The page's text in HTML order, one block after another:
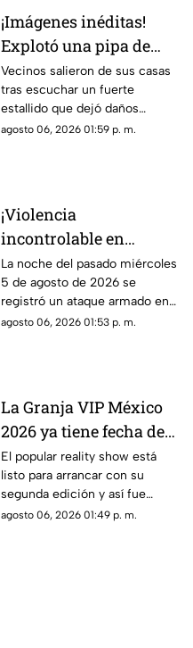
¡Imágenes inéditas!
Explotó una pipa de
gas en colonia Las
Granjas de Cuernavaca
Vecinos salieron de sus casas
tras escuchar un fuerte
estallido que dejó daños
materiales y una intensa
y las rutas alternas para evitar
la zona.
agosto 06, 2026 01:59 p. m.
¡Violencia
incontrolable en
Morelos! Mujer resulta
lesionada durante
ataque armado en
Jiutepec
La noche del pasado miércoles
5 de agosto de 2026 se
registró un ataque armado en
el municipio de Jiutepec. El
agosto 06, 2026 01:53 p. m.
La Granja VIP México
2026 ya tiene fecha de
estreno; este es el
primer participante
confirmado
El popular reality show está
listo para arrancar con su
segunda edición y así fue
como anunciaron a su primer
agosto 06, 2026 01:49 p. m.